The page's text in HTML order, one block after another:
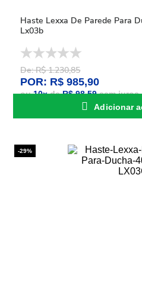
Haste Lexxa De Parede Para
Lx03b
De: R$ 1.230,85
POR: R$ 985,90
ou10xdeR$ 98,59sem juros
Adicionar
-29%